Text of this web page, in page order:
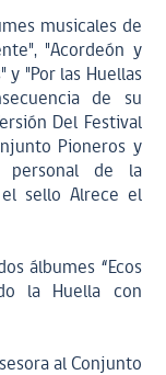
musicales de
"Acordeón y
y "Por las Huellas
de su
Del Festival
Pioneros y
personal de la
sello Alrece el
álbumes “Ecos
la Huella con
al Conjunto